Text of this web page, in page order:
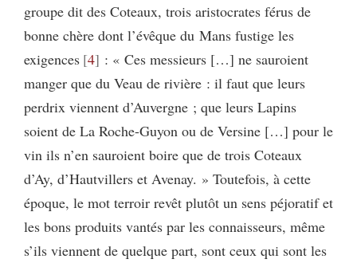
groupe dit des Coteaux, trois aristocrates férus de
bonne chère dont l’évêque du Mans fustige les
exigences 4 : « Ces messieurs […] ne sauroient
manger que du Veau de rivière : il faut que leurs
perdrix viennent d’Auvergne ; que leurs Lapins
soient de La Roche-Guyon ou de Versine […] pour le
vin ils n’en sauroient boire que de trois Coteaux
d’Ay, d’Hautvillers et Avenay. » Toutefois, à cette
époque, le mot terroir revêt plutôt un sens péjoratif et
les bons produits vantés par les connaisseurs, même
s’ils viennent de quelque part, sont ceux qui sont les